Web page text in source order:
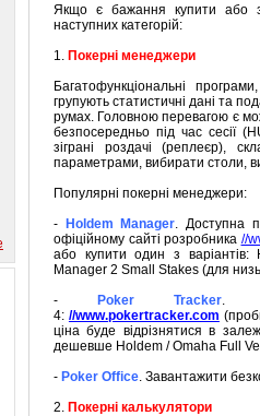
Якщо є бажання купити або
наступних категорій:
1. Покерні менеджери
Багатофункціональні
групують статистичні дані та
румах. Головною перевагою є
безпосередньо під час сесії
зіграні роздачі (реплеєр),
параметрами, вибирати столи,
Популярні покерні менеджери:
-
Holdem Manager. Доступна
офіційному сайті розробника //
або купити один з
Mаnager 2 Small Stakes (для
-
Poker Tracker.
4: //www.pokertracker.com
ціна буде відрізнятися в
дешевше Holdem / Omaha Full
- Poker Office. Завантажити
2. Покерні калькулятори